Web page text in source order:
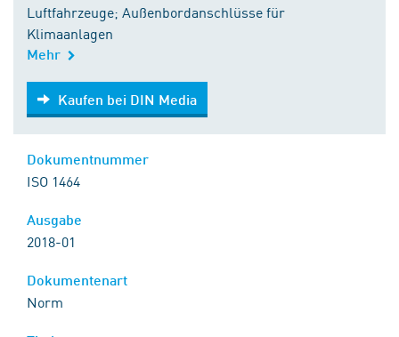
Luftfahrzeuge; Außenbordanschlüsse für
Klimaanlagen
Mehr
Kaufen bei DIN Media
Kaufen bei DIN Media
ISO 1464
2018-01
Norm